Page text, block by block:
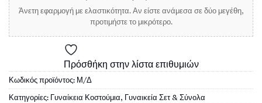
Άνετη εφαρμογή με ελαστικότητα. Αν είστε ανάμεσα σε δύο μεγέθη,
προτιμήστε το μικρότερο.
Πρόσθήκη στην λίστα επιθυμιών
Κωδικός προϊόντος: Μ/Δ
Κατηγορίες: Γυναίκεια Κοστούμια, Γυναικεία Σετ & Σύνολα